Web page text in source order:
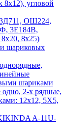
8х12), угловой
ОШ224,
3Е184В,
8х25)
шариковых
шариками
2-х рядные,
12х12, 5X5,
A-11U-